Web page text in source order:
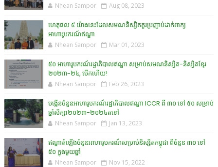
Nhean Sampor Aug 08, 2023
ហេតុផល ៥ យ៉ាងនេះដែលសមណនិស្សិតគួរប្រញាប់ដាក់ពាក្យ
អាហារូបករណ៍ឥណ្ឌា
Nhean Sampor Mar 01, 2023
៥០ អាហារូបករណ៍រដ្ឋាភិបាលឥណ្ឌា សម្រាប់សមណនិស្សិត-និស្សិតខ្មែរ
២០២៣-២៤, បើកហើយ!
Nhean Sampor Feb 26, 2023
បង្កើនចំនួនអាហារូបករណ៍រដ្ឋាភិបាលឥណ្ឌា ICCR ពី ៣០ ទៅ ៥០ សម្រាប់
ឆ្នាំសិក្សា២០២៣-២០២៤តទៅ
Nhean Sampor Jan 13, 2023
ឥណ្ឌាតំឡើងចំនួនអាហារូបករណ៍សម្រាប់និស្សិតកម្ពុជា ពីចំនួន ៣០ ទៅ
៥០ ក្នុងមួយឆ្នាំ
Nhean Sampor Nov 15, 2022